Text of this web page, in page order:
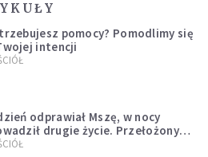
pomocy? Pomodlimy się
intencji
odprawiał Mszę, w nocy
drugie życie. Przełożony
mu opuścić zakon